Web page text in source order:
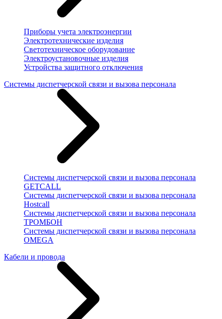
Приборы учета электроэнергии
Электротехнические изделия
Светотехническое оборудование
Электроустановочные изделия
Устройства защитного отключения
Системы диспетчерской связи и вызова персонала
Системы диспетчерской связи и вызова персонала
GETCALL
Системы диспетчерской связи и вызова персонала
Hostcall
Системы диспетчерской связи и вызова персонала
ТРОМБОН
Системы диспетчерской связи и вызова персонала
OMEGA
Кабели и провода